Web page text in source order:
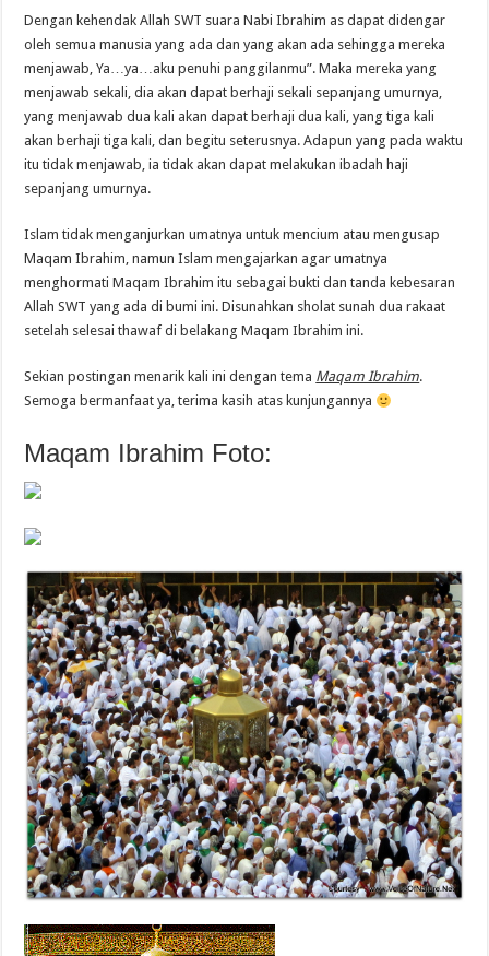
Dengan kehendak Allah SWT suara Nabi Ibrahim as dapat didengar
oleh semua manusia yang ada dan yang akan ada sehingga mereka
menjawab, Ya…ya…aku penuhi panggilanmu”. Maka mereka yang
menjawab sekali, dia akan dapat berhaji sekali sepanjang umurnya,
yang menjawab dua kali akan dapat berhaji dua kali, yang tiga kali
akan berhaji tiga kali, dan begitu seterusnya. Adapun yang pada waktu
itu tidak menjawab, ia tidak akan dapat melakukan ibadah haji
sepanjang umurnya.
Islam tidak menganjurkan umatnya untuk mencium atau mengusap
Maqam Ibrahim, namun Islam mengajarkan agar umatnya
menghormati Maqam Ibrahim itu sebagai bukti dan tanda kebesaran
Allah SWT yang ada di bumi ini. Disunahkan sholat sunah dua rakaat
setelah selesai thawaf di belakang Maqam Ibrahim ini.
Sekian postingan menarik kali ini dengan tema Maqam Ibrahim.
Semoga bermanfaat ya, terima kasih atas kunjungannya
Maqam Ibrahim Foto: